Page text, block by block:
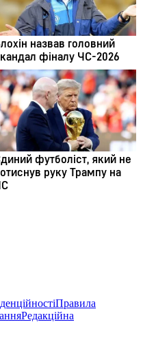
Правила
Редакційна